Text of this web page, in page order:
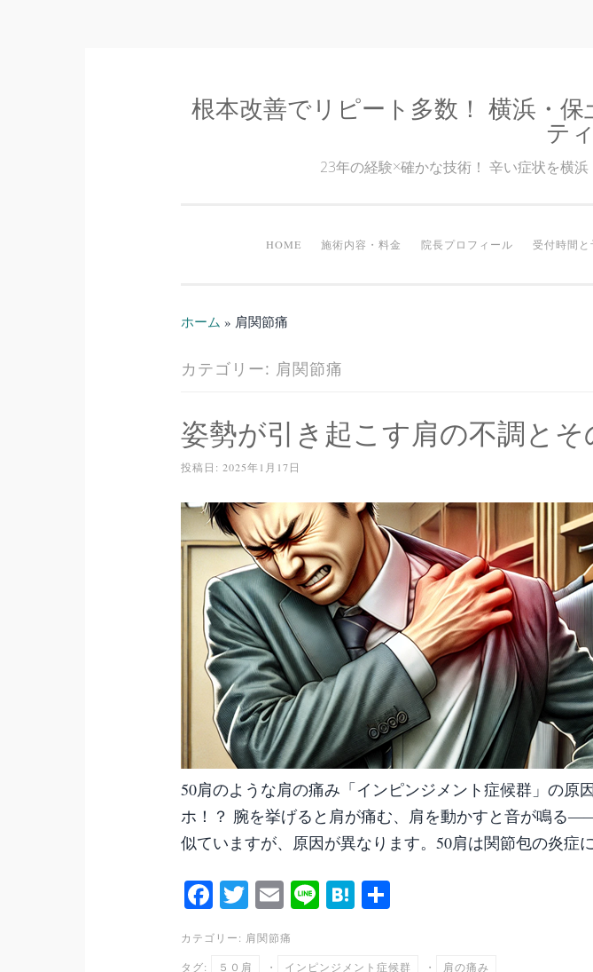
コ
プ
根本改善でリピート多数！ 横浜・
テ
23年の経験×確かな技術！ 辛い症状を横
HOME 施術内容・料金 院長プロフィール 受付時間と
ホーム » 肩関節痛
カテゴリー: 肩関節痛
姿勢が引き起こす肩の不調とそ
投稿日: 2025年1月17日
50肩のような肩の痛み「インピンジメント症候群」の原
ホ！？ 腕を挙げると肩が痛む、肩を動かすと音が鳴る
似ていますが、原因が異なります。50肩は関節包の炎
Fa
ce
bo
T
wi
tte
E
m
ail
Li H 共
カテゴリー: 肩関節痛
タグ: ５０肩 ・ インピンジメント症候群 ・ 肩の痛み